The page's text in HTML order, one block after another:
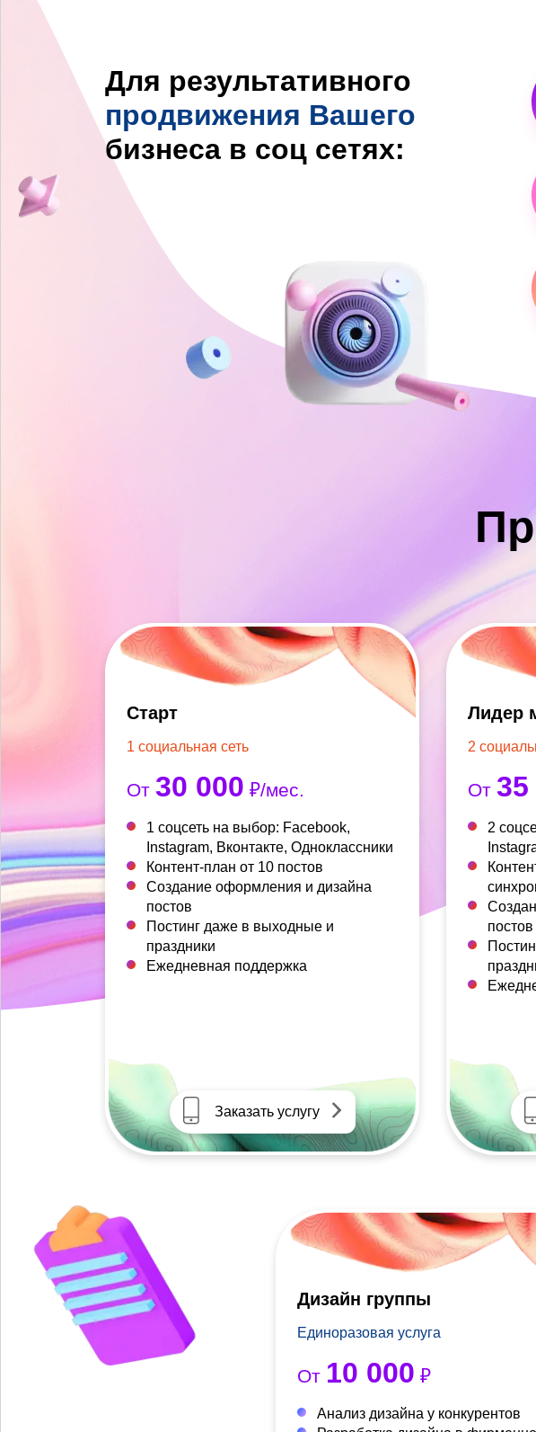
Для результативного
продвижения Вашего
бизнеса в соц сетях:
Старт
1 социальная сеть
От 30 000 ₽/мес.
1 соцсеть на выбор: Facebook,
Instagram, Вконтакте, Одноклассники
Контент-план от 10 постов
Создание оформления и дизайна
постов
Постинг даже в выходные и
праздники
Ежедневная поддержка
Заказать услугу
Лидер
2
От 35
2
постов
Дизайн группы
Единоразовая услуга
От 10 000 ₽
Анализ дизайна у конкурентов